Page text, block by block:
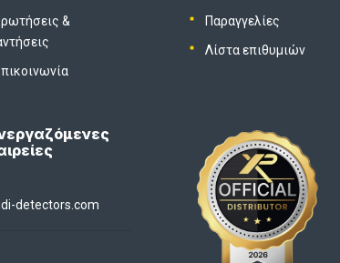
&
Παραγγελίες
Λίστα επιθυμιών
detectors.com